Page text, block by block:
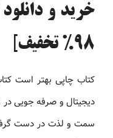
خرید و
98% تخفیف]
کتاب چاپی بهتر است
دیجیتال و صرفه جویی در
سمت و لذت در دست